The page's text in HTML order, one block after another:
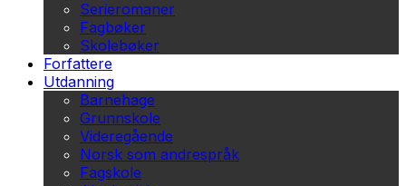
Serieromaner
Fagbøker
Skolebøker
Forfattere
Utdanning
Barnehage
Grunnskole
Videregående
Norsk som andrespråk
Fagskole